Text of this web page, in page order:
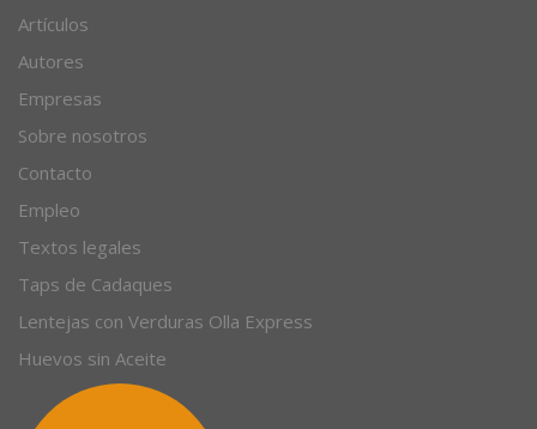
Artículos
Autores
Empresas
Sobre nosotros
Contacto
Empleo
Textos legales
Taps de Cadaques
Lentejas con Verduras Olla Express
Huevos sin Aceite